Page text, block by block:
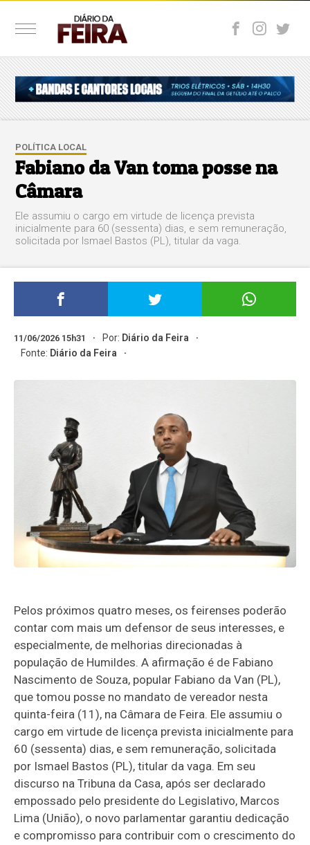
POLÍTICA LOCAL
Fabiano da Van toma posse na
Câmara
Ele assumiu o cargo em virtude de licença prevista
inicialmente para 60 (sessenta) dias, e sem remuneração,
solicitada por Ismael Bastos (PL), titular da vaga.
11/06/2026 15h31 Por: Diário da Feira
Fonte: Diário da Feira
Pelos próximos quatro meses, os feirenses poderão
contar com mais um defensor de seus interesses, e
especialmente, de melhorias direcionadas à
população de Humildes. A afirmação é de Fabiano
Nascimento de Souza, popular Fabiano da Van (PL),
que tomou posse no mandato de vereador nesta
quinta-feira (11), na Câmara de Feira. Ele assumiu o
cargo em virtude de licença prevista inicialmente para
60 (sessenta) dias, e sem remuneração, solicitada
por Ismael Bastos (PL), titular da vaga. Em seu
discurso na Tribuna da Casa, após ser declarado
empossado pelo presidente do Legislativo, Marcos
Lima (União), o novo parlamentar garantiu dedicação
e compromisso para contribuir com o crescimento do